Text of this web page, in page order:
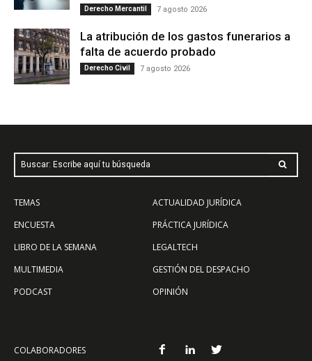
Derecho Mercantil 7 agosto 2026
La atribución de los gastos funerarios a
falta de acuerdo probado
Derecho Civil 7 agosto 2026
Buscar: Escribe aquí tu búsqueda
TEMAS
ENCUESTA
LIBRO DE LA SEMANA
MULTIMEDIA
PODCAST
ACTUALIDAD JURÍDICA
PRÁCTICA JURÍDICA
LEGALTECH
GESTIÓN DEL DESPACHO
OPINIÓN
COLABORADORES